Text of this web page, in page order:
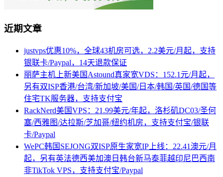
近期文章
justvps优惠10%，全球43机房可选，2.2美元/月起，支持
银联卡/Paypal，14天退款保证
丽萨主机上新美国Astound真家宽VDS：152.1元/月起，
另有双ISP香港/台湾/新加坡/美国/日本/韩国/英国/德国等
住宅TK服务器，支持支付宝
RackNerd美国VPS：21.99美元/年起，洛杉矶DC03/圣何
塞/西雅图/达拉斯/芝加哥/纽约机房，支持支付宝/银联
卡/Paypal
WePC韩国SEJONG双ISP原生家宽IP上线：22.41澳元/月
起，另有英法德西美加澳日韩台新马泰菲越印尼巴西南
非TikTok VPS，支持支付宝/Paypal